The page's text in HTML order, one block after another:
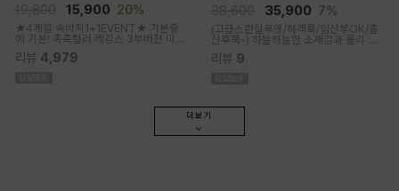
15,900 20%
★4계절 속바지1+1EVENT★ 기본중
에 기본! 촉촉컬러 레깅스 3부버전 미니
원피스나 스커트안에 쏙~사계절 내내
필수템인 3부 속바지쫀쫀한 신축성으로
리뷰 4,979
35,900 7%
(고급스런실루엣/하객룩/임산부OK/출
산후쭉-) 하늘하늘한 소재감과 폴리 원
단의 부드러운 터치감으로 걸을때마다
우아하고 A라인으로 롱하게 떨어지는
리뷰 9
더보기